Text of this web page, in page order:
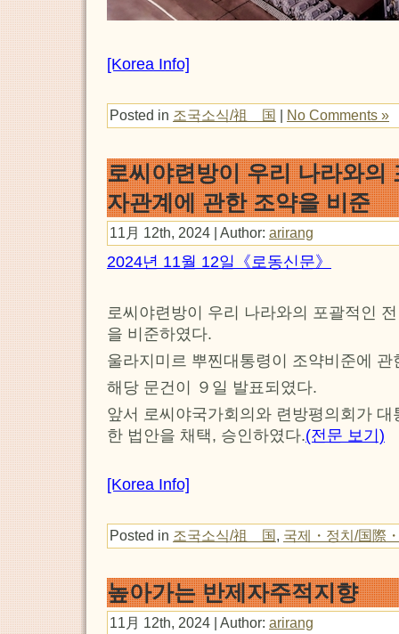
[Korea Info]
Posted in 조국소식/祖 国 No Comments »
로씨야련방이 우리 나라와의
자관계에 관한 조약을 비준
11月 12th, 2024 | Author: arirang
2024년 11월 12일《로동신문》
로씨야련방이 우리 나라와의 포괄적인
을 비준하였다.
울라지미르 뿌찐대통령이 조약비준에
해당 문건이 ９일 발표되였다.
앞서 로씨야국가회의와 련방평의회가
한 법안을 채택, 승인하였다.(전문 보기)
[Korea Info]
Posted in 조국소식/祖 国 국제・정치/国際
높아가는 반제자주적지향
11月 12th, 2024 | Author: arirang